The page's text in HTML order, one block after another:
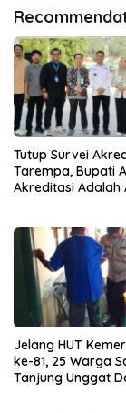
Tutup Survei
Tarempa, Bupati
Akreditasi Adalah
Jelang HUT
ke-81, 25 Warga
Tanjung Unggat